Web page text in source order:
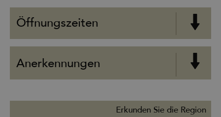
Öffnungszeiten
Anerkennungen
Erkunden Sie die Region